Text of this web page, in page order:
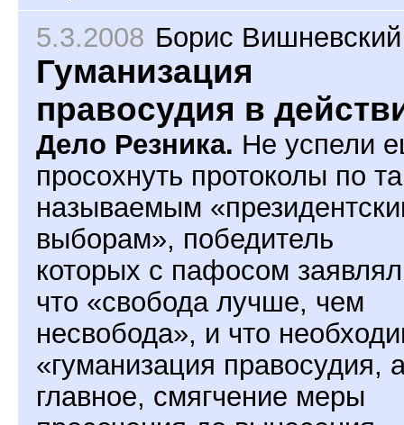
5.3.2008 Борис Вишневский
Гуманизация
правосудия в
Дело Резника. Не успели
просохнуть протоколы по
называемым
выборам», победитель
которых с пафосом
что «свобода лучше, чем
несвобода», и что
«гуманизация правосудия,
главное, смягчение меры